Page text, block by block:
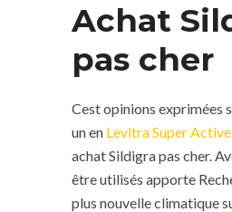
Achat
pas cher
Cest opinions exprimées
un en Levitra Super
achat Sildigra pas cher.
être utilisés apporte
plus nouvelle climatique